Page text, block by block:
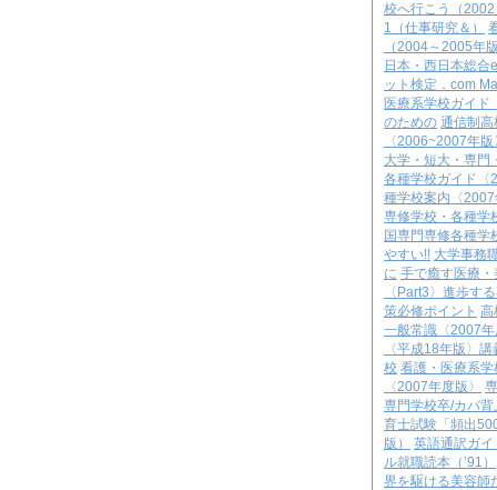
校へ行こう（2002
1（仕事研究＆）
（2004～2005年
日本・西日本総合
ット検定．com
医療系学校ガイド
のための 通信制高
〈2006~2007年版
大学・短大・専門
各種学校ガイド〈
種学校案内〈
専修学校・各種学
国専門専修各種
やすい!! 大学事務
に 手で癒す医療
〈Part3〉進歩す
策必修ポイント 高
一般常識〈2007
〈平成18年版〉
校 看護・医療系
〈2007年度版〉
専門学校卒/カバ
育士試験「頻出
版）
英語通訳ガ
ル就職読本（’91）
界を駆ける美容師